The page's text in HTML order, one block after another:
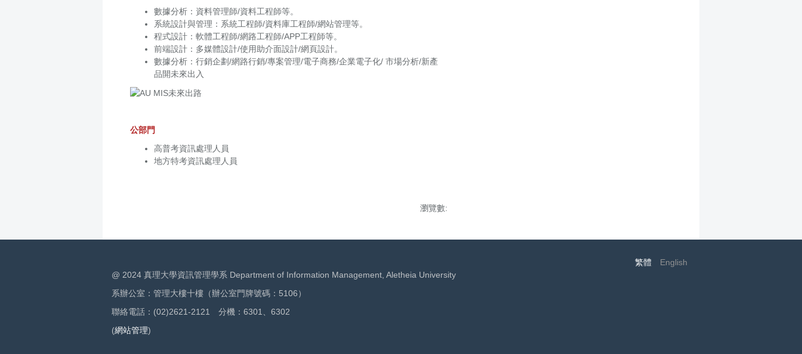
數據分析：資料管理師/資料工程師等。
系統設計與管理：系統工程師/資料庫工程師/網站管理等。
程式設計：軟體工程師/網路工程師/APP工程師等。
前端設計：多媒體設計/使用助介面設計/網頁設計。
數據分析：行銷企劃/網路行銷/專案管理/電子商務/企業電子化/ 市場分析/新產
品開未來出入
公部門
高普考資訊處理人員
地方特考資訊處理人員
瀏覽數:
繁體
English
@ 2024 真理大學資訊管理學系 Department of Information Management, Aletheia University
系辦公室：管理大樓十樓（辦公室門牌號碼：5106）
聯絡電話：(02)2621-2121 分機：6301、6302
(網站管理)